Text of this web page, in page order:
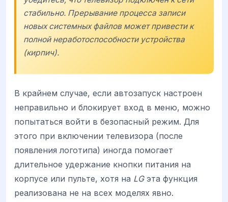
стабильно. Прерывание процесса записи
новых системных файлов может привести к
полной неработоспособности устройства
(кирпич).
В крайнем случае, если автозапуск настроен
неправильно и блокирует вход в меню, можно
попытаться войти в безопасный режим. Для
этого при включении телевизора (после
появления логотипа) иногда помогает
длительное удержание кнопки питания на
корпусе или пульте, хотя на LGэта функция
реализована не на всех моделях явно.